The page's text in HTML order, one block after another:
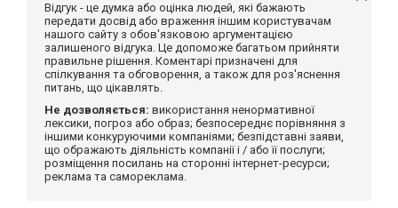
Відгук - це думка або оцінка людей, які бажають
передати досвід або враження іншим користувачам
нашого сайту з обов'язковою аргументацією
залишеного відгука. Це допоможе багатьом прийняти
правильне рішення. Коментарі призначені для
спілкування та обговорення, а також для роз'яснення
питань, що цікавлять.
Не дозволяється: використання ненормативної
лексики, погроз або образ; безпосереднє порівняння з
іншими конкуруючими компаніями; безпідставні заяви,
що ображають діяльність компанії і / або її послуги;
розміщення посилань на сторонні інтернет-ресурси;
реклама та самореклама.